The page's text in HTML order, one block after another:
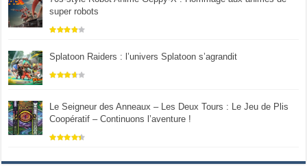
super robots
Splatoon Raiders : l’univers Splatoon s’agrandit
Le Seigneur des Anneaux – Les Deux Tours : Le Jeu de Plis
Coopératif – Continuons l’aventure !